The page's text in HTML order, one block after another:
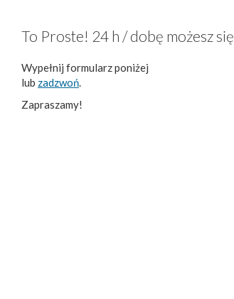
To Proste! 24 h / dobę możesz
Wypełnij formularz poniżej
lub zadzwoń.
Zapraszamy!